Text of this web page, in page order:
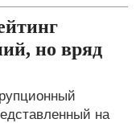
но вряд
на